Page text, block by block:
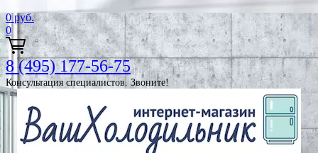
0 руб.
0
8 (495) 177-56-75
Консультация специалистов. Звоните!